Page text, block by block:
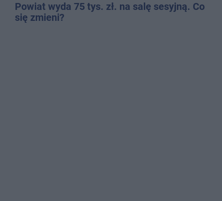
Powiat wyda 75 tys. zł. na salę sesyjną. Co
się zmieni?